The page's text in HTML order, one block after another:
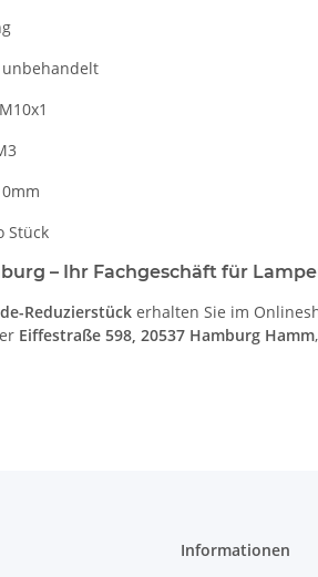
Stück
– Ihr Fachgeschäft für
Reduzierstück erhalten Sie im
Eiffestraße 598, 20537 Hamburg Hamm
Informationen